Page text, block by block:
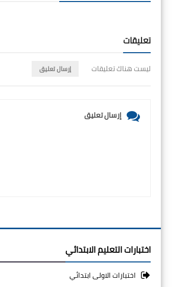
تعليقات
ليست هناك تعليقات إرسال تعليق
إرسال تعليق
اختبارات التعليم الابتدائي
اختبارات الاولى ابتدائي